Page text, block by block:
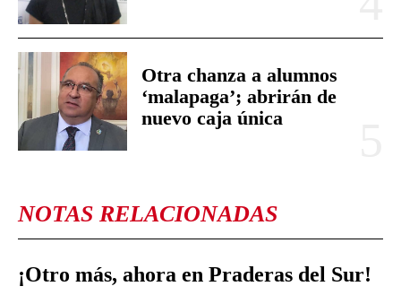
Otra chanza a alumnos
‘malapaga’; abrirán de
nuevo caja única
NOTAS RELACIONADAS
¡Otro más, ahora en Praderas del Sur!